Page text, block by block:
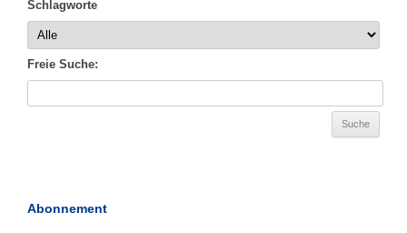
Schlagworte
Freie Suche:
Abonnement